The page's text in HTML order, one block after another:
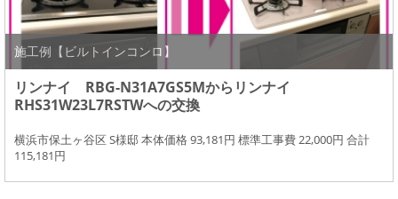
施工例【ビルトインコンロ】
リンナイ RBG-N31A7GS5Mからリンナイ
RHS31W23L7RSTWへの交換
横浜市保土ヶ谷区 S様邸 本体価格 93,181円 標準工事費 22,000円 合計
115,181円